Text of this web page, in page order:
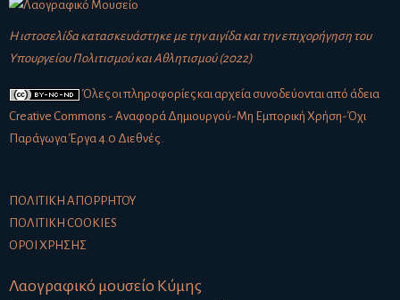
Η ιστοσελίδα κατασκευάστηκε με την αιγίδα και την επιχορήγηση του
Υπουργείου Πολιτισμού και Αθλητισμού (2022)
Όλες οι πληροφορίες και αρχεία συνοδεύονται από άδεια
Creative Commons - Αναφορά Δημιουργού-Μη Εμπορική Χρήση-Όχι
Παράγωγα Έργα 4.0 Διεθνές
ΠΟΛΙΤΙΚΉ ΑΠΟΡΡΉΤΟΥ
ΠΟΛΙΤΙΚΉ COOKIES
ΌΡΟΙ ΧΡΉΣΗΣ
Λαογραφικό μουσείο Κύμης